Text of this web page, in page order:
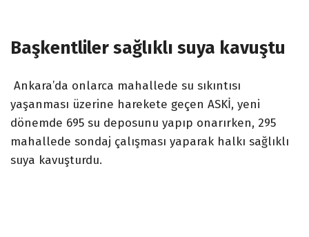
Başkentliler sağlıklı suya kavuştu
Ankara’da onlarca mahallede su sıkıntısı
yaşanması üzerine harekete geçen ASKİ, yeni
dönemde 695 su deposunu yapıp onarırken, 295
mahallede sondaj çalışması yaparak halkı sağlıklı
suya kavuşturdu.